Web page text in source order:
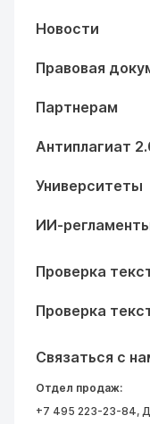
Новости
Правовая
Партнерам
Антиплагиат
Университеты
ИИ-
Проверка
Проверка
Связаться с
Отдел продаж:
+7 495 223-23-84,